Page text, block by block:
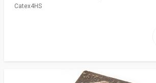
Catex4HS